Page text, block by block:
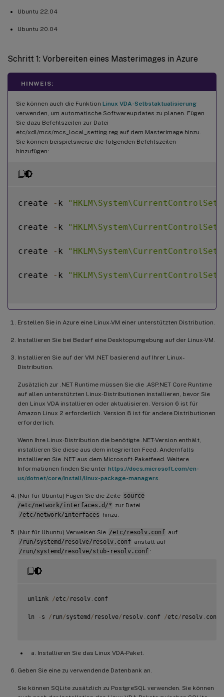
Ubuntu 22.04
Ubuntu 20.04
Schritt 1: Vorbereiten eines Masterimages in Azure
HINWEIS:
Sie können auch die Funktion Linux VDA-Selbstaktualisierung
verwenden, um automatische Softwareupdates zu planen. Fügen
Sie dazu Befehlszeilen zur Datei
etc/xdl/mcs/mcs_local_setting.reg auf dem Masterimage hinzu.
Sie können beispielsweise die folgenden Befehlszeilen
hinzufügen:
create - k
create - k
create - k
create - k
Erstellen Sie in Azure eine Linux-VM einer unterstützten Distribution.
Installieren Sie bei Bedarf eine Desktopumgebung auf der Linux-VM.
Installieren Sie auf der VM .NET basierend auf Ihrer Linux-
Distribution.
Zusätzlich zur .NET Runtime müssen Sie die .ASP.NET Core Runtime
auf allen unterstützten Linux-Distributionen installieren, bevor Sie
den Linux VDA installieren oder aktualisieren. Version 6 ist für
Amazon Linux 2 erforderlich. Version 8 ist für andere Distributionen
erforderlich.
Wenn Ihre Linux-Distribution die benötigte .NET-Version enthält,
installieren Sie diese aus dem integrierten Feed. Andernfalls
installieren Sie .NET aus dem Microsoft-Paketfeed. Weitere
Informationen finden Sie unter https://docs.microsoft.com/en-
us/dotnet/core/install/linux-package-managers
(Nur für Ubuntu) Fügen Sie die Zeile source
/etc/network/interfaces.d/* zur Datei
/etc/network/interfaces hinzu.
(Nur für Ubuntu) Verweisen Sie /etc/resolv.conf auf
/run/systemd/resolve/resolv.conf anstatt auf
/run/systemd/resolve/stub-resolv.conf :
unlink /etc/ resolv . conf
ln - s / run/systemd / resolve/ resolv . conf /etc/ resolv . conf
Installieren Sie das Linux VDA-Paket.
Geben Sie eine zu verwendende Datenbank an.
Sie können SQLite zusätzlich zu PostgreSQL verwenden. Sie können